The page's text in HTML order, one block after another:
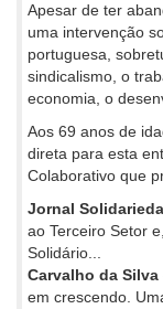
Apesar de ter
uma intervenção
portuguesa,
sindicalismo, o
economia, o
Aos 69 anos de
direta para esta
Colaborativo que
Jornal
ao Terceiro Setor
Solidário...
Carvalho da Silva
em crescendo.